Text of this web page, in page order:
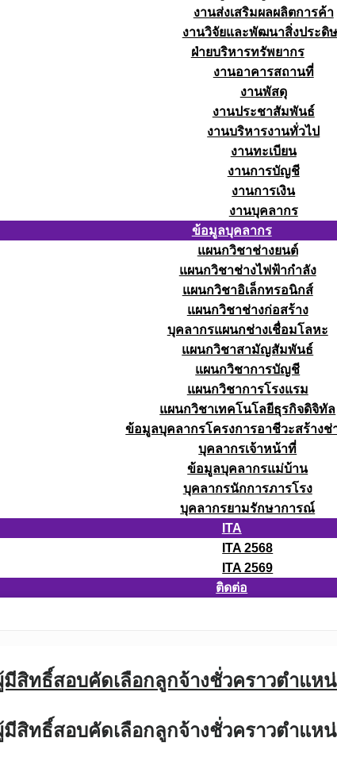
งานส่งเสริมผลผลิตการค้า
งานวิจัยและพัฒนาสิ่งประดิ
ฝ่ายบริหารทรัพยากร
งานอาคารสถานที่
งานพัสดุ
งานประชาสัมพันธ์
งานบริหารงานทั่วไป
งานทะเบียน
งานการบัญชี
งานการเงิน
งานบุคลากร
ข้อมูลบุคลากร
แผนกวิชาช่างยนต์
แผนกวิชาช่างไฟฟ้ากำลัง
แผนกวิชาอิเล็กทรอนิกส์
แผนกวิชาช่างก่อสร้าง
บุคลากรแผนกช่างเชื่อมโลหะ
แผนกวิชาสามัญสัมพันธ์
แผนกวิชาการบัญชี
แผนกวิชาการโรงแรม
แผนกวิชาเทคโนโลยีธุรกิจดิจิทัล
ข้อมูลบุคลากรโครงการอาชีวะสร้างช่
บุคลากรเจ้าหน้าที่
ข้อมูลบุคลากรแม่บ้าน
บุคลากรนักการภารโรง
บุคลากรยามรักษาการณ์
ITA
ITA 2568
ITA 2569
ติดต่อ
สิทธิ์สอบคัดเลือกลูกจ้างชั่วคราวตำแห
สิทธิ์สอบคัดเลือกลูกจ้างชั่วคราวตำแห